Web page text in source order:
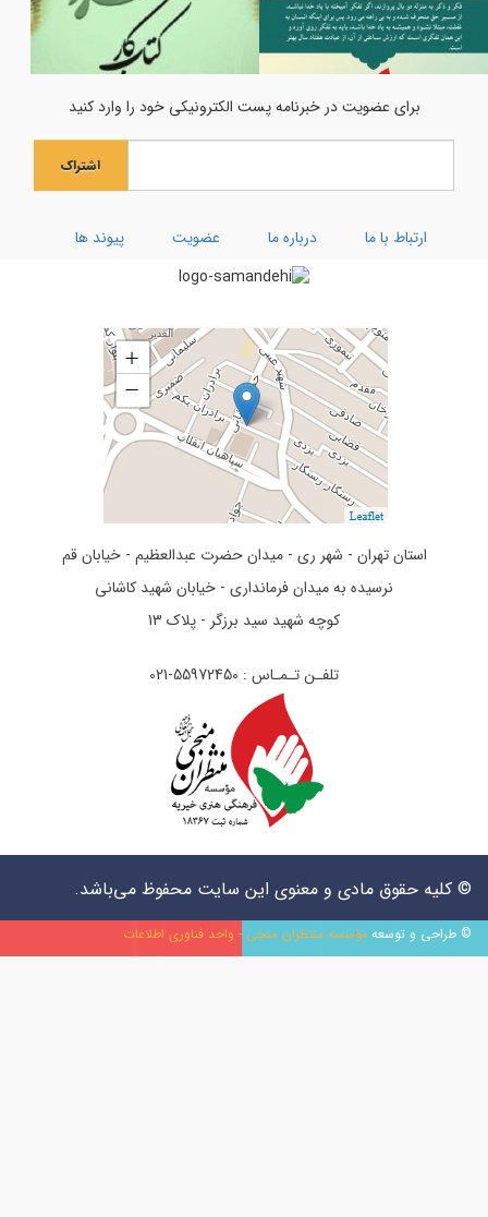
ویژه نامه ماه رجب
اولین فراخوان هنری انسان تمام
جشن میلاد حضرت مادر سلام‌الله‌علیها
جشن بزرگ ولادت بانوی آب و آیینه
برای عضویت در خبرنامه پست الکترونیکی خود را وارد کنید
اشتراک
ارتباط با ما درباره ما عضویت پیوند ها
استان تهران - شهر ری - میدان حضرت عبدالعظیم - خیابان قم
نرسیده به میدان فرمانداری - خیابان شهید کاشانی
کوچه شهید سید برزگر - پلاک 13
تلفـن تـمـاس : 55972450-021
© کلیه حقوق مادی و معنوی این سایت محفوظ می‌باشد.
© طراحی و توسعه ‏ مؤسسه منتظران منجی - واحد فناوری اطلاعات